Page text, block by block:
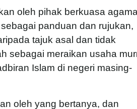
oleh pihak berkuasa
panduan dan rujukan,
tajuk asal dan tidak
sebagai meraikan usaha
Islam di negeri masing-
oleh yang bertanya, dan